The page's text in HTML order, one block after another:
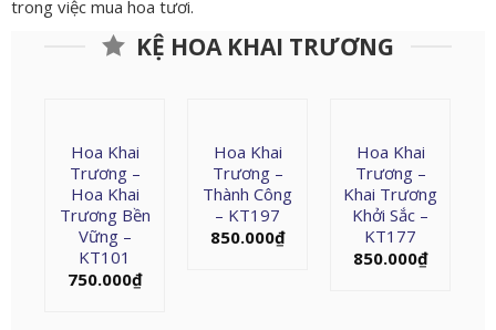
trong việc mua hoa tươi.
KỆ HOA KHAI TRƯƠNG
Hoa Khai
Trương –
Hoa Khai
Trương Bền
Vững –
KT101
750.000₫
Hoa Khai
Trương –
Thành Công
– KT197
850.000₫
Hoa Khai
Trương –
Khai Trương
Khởi Sắc –
KT177
850.000₫